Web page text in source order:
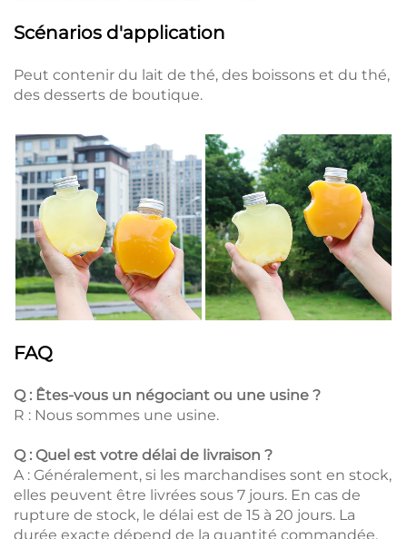
Scénarios d'application
Peut contenir du lait de thé, des boissons et du thé,
des desserts de boutique.
FAQ
Q : Êtes-vous un négociant ou une usine ?
R : Nous sommes une usine.
Q : Quel est votre délai de livraison ?
A : Généralement, si les marchandises sont en stock,
elles peuvent être livrées sous 7 jours. En cas de
rupture de stock, le délai est de 15 à 20 jours. La
durée exacte dépend de la quantité commandée.